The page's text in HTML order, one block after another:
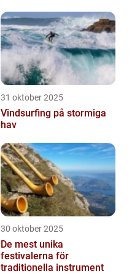
31 oktober 2025
Vindsurfing på stormiga
hav
30 oktober 2025
De mest unika
festivalerna för
traditionella instrument